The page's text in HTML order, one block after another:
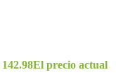
142.98El precio actual